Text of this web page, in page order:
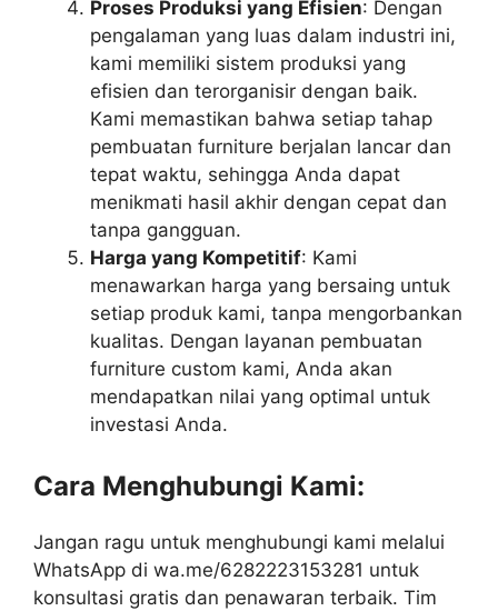
Proses Produksi yang Efisien: Dengan
pengalaman yang luas dalam industri ini,
kami memiliki sistem produksi yang
efisien dan terorganisir dengan baik.
Kami memastikan bahwa setiap tahap
pembuatan furniture berjalan lancar dan
tepat waktu, sehingga Anda dapat
menikmati hasil akhir dengan cepat dan
tanpa gangguan.
Harga yang Kompetitif: Kami
menawarkan harga yang bersaing untuk
setiap produk kami, tanpa mengorbankan
kualitas. Dengan layanan pembuatan
furniture custom kami, Anda akan
mendapatkan nilai yang optimal untuk
investasi Anda.
Cara Menghubungi Kami:
Jangan ragu untuk menghubungi kami melalui
WhatsApp di wa.me/6282223153281 untuk
konsultasi gratis dan penawaran terbaik. Tim